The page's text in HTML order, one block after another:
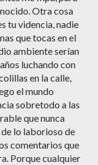
Otra cosa
tu videncia, nadie
que tocas en el
ambiente serían
luchando con
en la calle,
el mundo
sobretodo a las
que nunca
de lo laborioso de
comentarios que
Porque cualquier